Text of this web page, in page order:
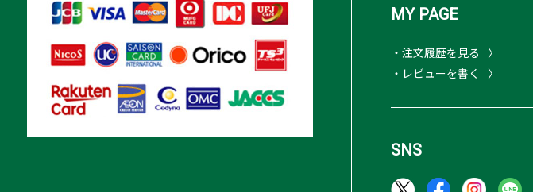
MY PAGE
・注文履歴を見る
・レビューを書く
SNS